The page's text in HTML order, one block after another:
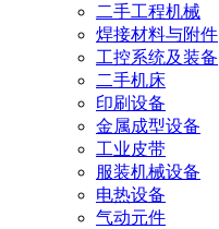
二手工程机械
焊接材料与附件
工控系统及装备
二手机床
印刷设备
金属成型设备
工业皮带
服装机械设备
电热设备
气动元件